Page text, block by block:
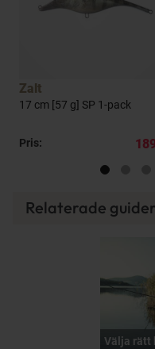
Zalt
17 cm [57 g] SP 1-pack
Pris:
Relaterade
Välja rätt